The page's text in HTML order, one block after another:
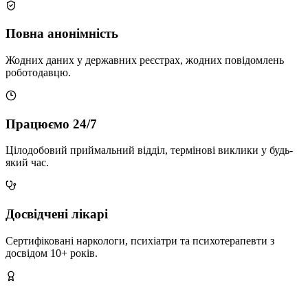
Повна анонімність
Жодних даних у державних реєстрах, жодних повідомлень
роботодавцю.
Працюємо 24/7
Цілодобовий приймальний відділ, термінові виклики у будь-
який час.
Досвідчені лікарі
Сертифіковані наркологи, психіатри та психотерапевти з
досвідом 10+ років.